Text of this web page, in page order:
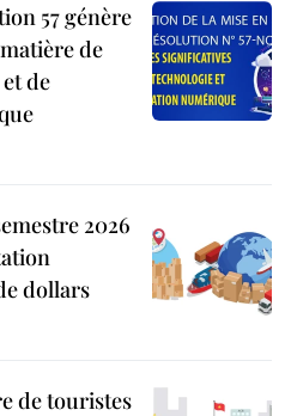
57 génère
de
de
2026
dollars
de touristes